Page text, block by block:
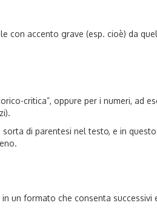
accento grave (esp. cioè) da
critica”, oppure per i numeri, ad
di parentesi nel testo, e in
un formato che consenta